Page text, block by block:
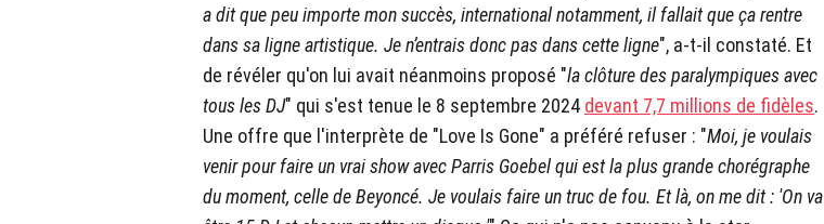
a dit que peu importe mon succès, international notamment, il fallait que ça rentre
dans sa ligne artistique. Je n’entrais donc pas dans cette ligne", a-t-il constaté. Et
de révéler qu'on lui avait néanmoins proposé "la clôture des paralympiques avec
tous les DJ" qui s'est tenue le 8 septembre 2024 devant 7,7 millions de fidèles.
Une offre que l'interprète de "Love Is Gone" a préféré refuser : "Moi, je voulais
venir pour faire un vrai show avec Parris Goebel qui est la plus grande chorégraphe
du moment, celle de Beyoncé. Je voulais faire un truc de fou. Et là, on me dit : 'On va